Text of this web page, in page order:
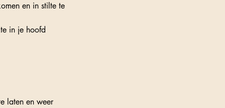
en in stilte te
in je hoofd
laten en weer